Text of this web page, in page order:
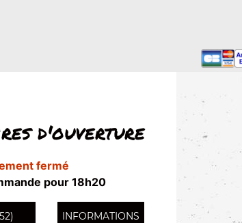
d'ouverture
fermé
pour 18h20
INFORMATIONS